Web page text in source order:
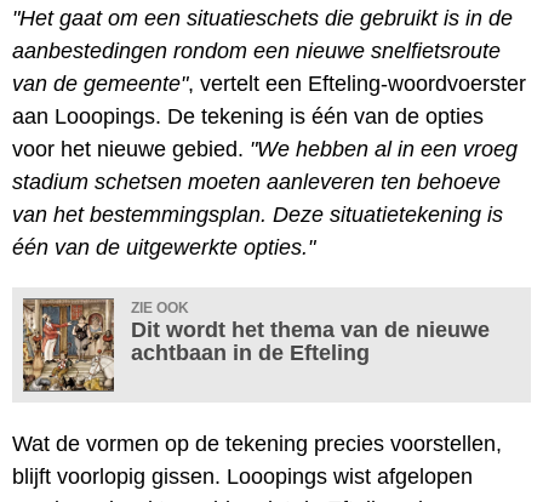
"Het gaat om een situatieschets die gebruikt is in de
aanbestedingen rondom een nieuwe snelfietsroute
van de gemeente", vertelt een Efteling-woordvoerster
aan Looopings. De tekening is één van de opties
voor het nieuwe gebied. "We hebben al in een vroeg
stadium schetsen moeten aanleveren ten behoeve
van het bestemmingsplan. Deze situatietekening is
één van de uitgewerkte opties."
ZIE OOK
Dit wordt het thema van de nieuwe
achtbaan in de Efteling
Wat de vormen op de tekening precies voorstellen,
blijft voorlopig gissen. Looopings wist afgelopen